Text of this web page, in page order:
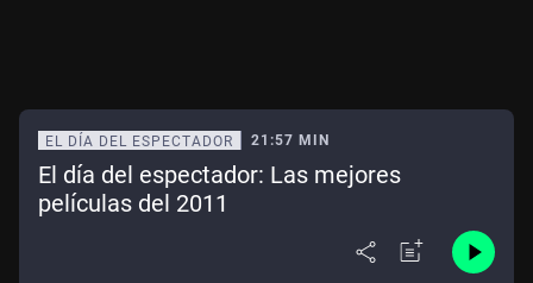
EL DÍA DEL ESPECTADOR 21:57 MIN
El día del espectador: Las mejores
películas del 2011